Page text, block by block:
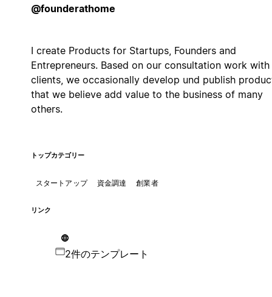
@founderathome
I create Products for Startups, Founders and
Entrepreneurs. Based on our consultation work with
clients, we occasionally develop und publish
that we believe add value to the business of many
others.
トップカテゴリー
スタートアップ 資金調達 創業者
リンク
2件のテンプレート